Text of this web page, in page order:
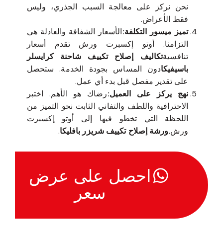
نحن نركز على معالجة السبب الجذري، وليس
فقط الأعراض.
تميز ميسور التكلفة:الأسعار الشفافة والعادلة هي
التزامنا. أوتو إكسبرت ورش تقدم أسعار
تنافسيةتكاليف إصلاح تكييف شاحنة كرايسلر
باسيفيكادون المساس بجودة الخدمة. ستحصل
على تقدير مفصل قبل بدء أي عمل.
نهج يركز على العميل:رضاك هو الأهم. اختبر
الاحترافية واللطف والتفاني الثابت نحو التميز من
اللحظة التي تخطو فيها إلى أوتو إكسبرت
ورش.ورشة إصلاح تكييف شريزر بافليكا.
احصل على عرض
سعر